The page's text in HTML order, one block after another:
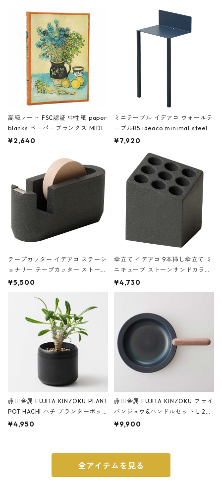
高級ノート FSC認証 中性紙 paper
blanks ペーパーブランクス MIDI
ハードカバー 罫線 ヴァン・ゴッホ
¥2,640
ミニテーブル イデアコ ウォールテ
ーブルB5 ideaco minimal steel f
urniture WALL Table B5 ネイビー
¥7,920
テープカッター イデアコ ステーシ
ョナリー テープカッター ストーン
サンドカラー 石調 ideaco Station
¥5,500
傘立て イデアコ 9本挿し傘立て ミ
ニキューブ ストーンサンドカラー
石調 ideaco Umbrella Stand CUB
E ストーンサンドブラック
¥4,730
藤田金属 FUJITA KINZOKU PLANT
POT HACHI ハチ プランターポッ
ト 3号 ブラック
¥4,950
藤田金属 FUJITA KINZOKU フライ
パンジュウ&ハンドルセット L 24c
m ガス火・IH対応 鉄フライパン
¥9,900
全アイテムを見る